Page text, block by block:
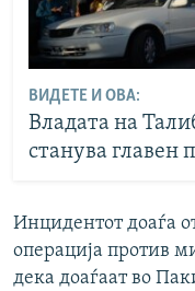
ВИДЕТЕ И ОВА:
Владата на
станува главен
Инцидентот доаѓа
операција против
дека доаѓаат во